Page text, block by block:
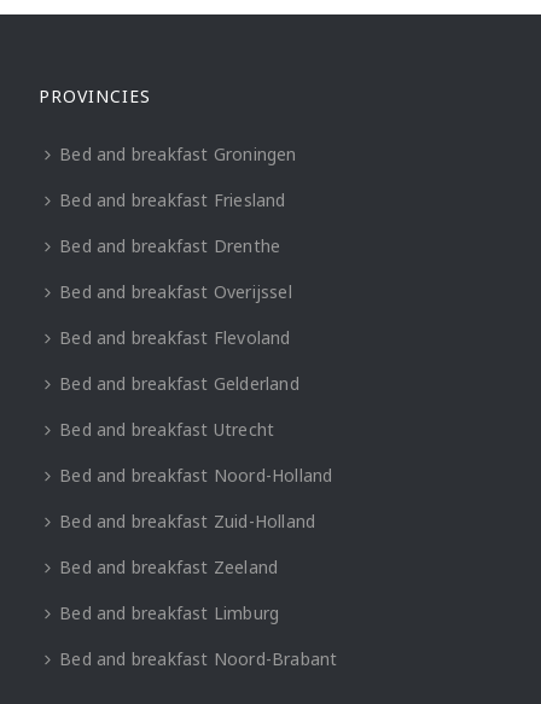
PROVINCIES
Bed and breakfast Groningen
Bed and breakfast Friesland
Bed and breakfast Drenthe
Bed and breakfast Overijssel
Bed and breakfast Flevoland
Bed and breakfast Gelderland
Bed and breakfast Utrecht
Bed and breakfast Noord-Holland
Bed and breakfast Zuid-Holland
Bed and breakfast Zeeland
Bed and breakfast Limburg
Bed and breakfast Noord-Brabant